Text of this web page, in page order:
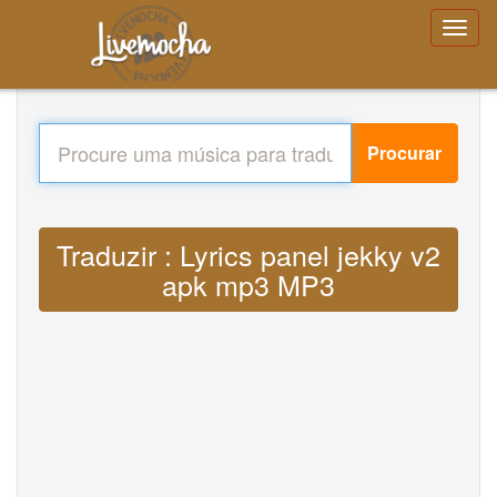
Procurar
Traduzir : Lyrics panel jekky v2
apk mp3 MP3